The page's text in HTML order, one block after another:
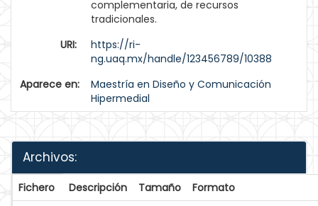
complementaria, de recursos
tradicionales.
URI:
https://ri-
ng.uaq.mx/handle/123456789/10388
Aparece en:
Maestría en Diseño y Comunicación
Hipermedial
Archivos:
Fichero Descripción Tamaño
Formato